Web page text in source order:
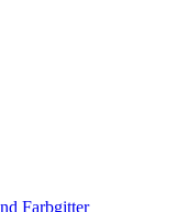
Farbgitter